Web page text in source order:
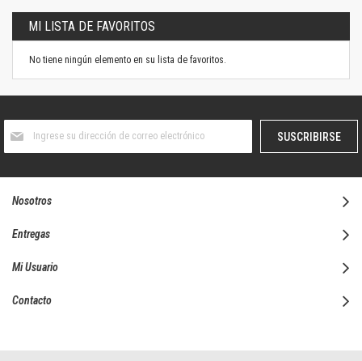
MI LISTA DE FAVORITOS
No tiene ningún elemento en su lista de favoritos.
boletín
SUSCRIBIRSE
Nosotros
Entregas
Mi Usuario
Contacto